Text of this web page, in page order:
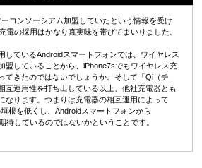
コンソーシアム加盟していたという情報を受け
電の採用はかなり真実味を帯びてまいりました。
しているAndroidスマートフォンでは、ワイヤレス
盟していることから、iPhone7sでもワイヤレス充
てきたのではないでしょうか。そして「Qi（チ
互運用性を打ち出している以上、他社充電器とも
なります。つまりは充電器の相互運用によって
根を低くし、Androidスマートフォンから
待しているのではないかということです。